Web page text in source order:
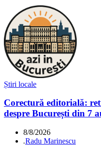
Știri locale
Corectură editorială:
despre București din 7
8/8/2026
.Radu Marinescu